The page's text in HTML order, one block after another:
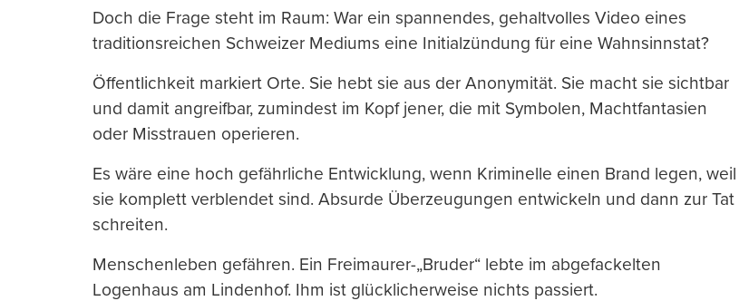
Doch die Frage steht im Raum: War ein spannendes, gehaltvolles Video eines
traditionsreichen Schweizer Mediums eine Initialzündung für eine Wahnsinnstat?
Öffentlichkeit markiert Orte. Sie hebt sie aus der Anonymität. Sie macht sie sichtbar
und damit angreifbar, zumindest im Kopf jener, die mit Symbolen, Machtfantasien
oder Misstrauen operieren.
Es wäre eine hoch gefährliche Entwicklung, wenn Kriminelle einen Brand legen, weil
sie komplett verblendet sind. Absurde Überzeugungen entwickeln und dann zur Tat
schreiten.
Menschenleben gefähren. Ein Freimaurer-„Bruder“ lebte im abgefackelten
Logenhaus am Lindenhof. Ihm ist glücklicherweise nichts passiert.